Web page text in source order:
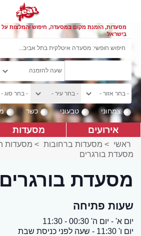
מסעדות, הזמנת מקום במסעדה, חיפוש והמלצות על
בישראל
צמחוני טבעוני כשר
אירועים מסעדות
ראשי > מסעדות ברחובות > מסעדות
מסעדת בורגרים
מסעדת בורגרים
שעות פתיחה
יום א' - יום ה' 00:30 - 11:30
יום ו' 11:30 - שעה לפני כניסת שבת